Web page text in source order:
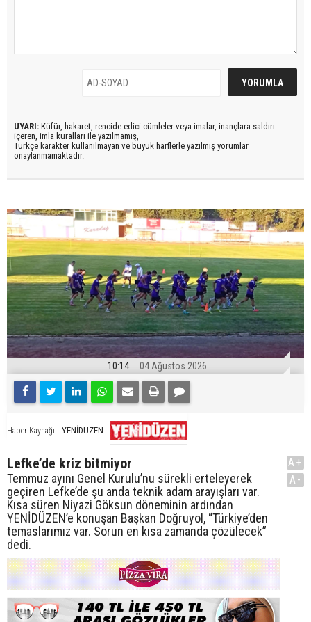
UYARI: Küfür, hakaret, rencide edici cümleler veya imalar, inançlara saldırı
içeren, imla kuralları ile yazılmamış,
Türkçe karakter kullanılmayan ve büyük harflerle yazılmış yorumlar
onaylanmamaktadır.
10:14 04 Ağustos 2026
Haber Kaynağı YENİDÜZEN
Lefke’de kriz bitmiyor
Temmuz ayını Genel Kurulu’nu sürekli erteleyerek
geçiren Lefke’de şu anda teknik adam arayışları var.
Kısa süren Niyazi Göksun döneminin ardından
YENİDÜZEN’e konuşan Başkan Doğruyol, “Türkiye’den
temaslarımız var. Sorun en kısa zamanda çözülecek”
dedi.
A+
A-